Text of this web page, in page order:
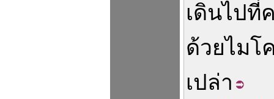
เดินไปที่
ด้วยไมโ
เปล่า